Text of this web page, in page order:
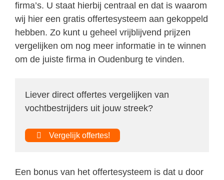
firma’s. U staat hierbij centraal en dat is waarom
wij hier een gratis offertesysteem aan gekoppeld
hebben. Zo kunt u geheel vrijblijvend prijzen
vergelijken om nog meer informatie in te winnen
om de juiste firma in Oudenburg te vinden.
Liever direct offertes vergelijken van
vochtbestrijders uit jouw streek?
Vergelijk offertes!
Een bonus van het offertesysteem is dat u door